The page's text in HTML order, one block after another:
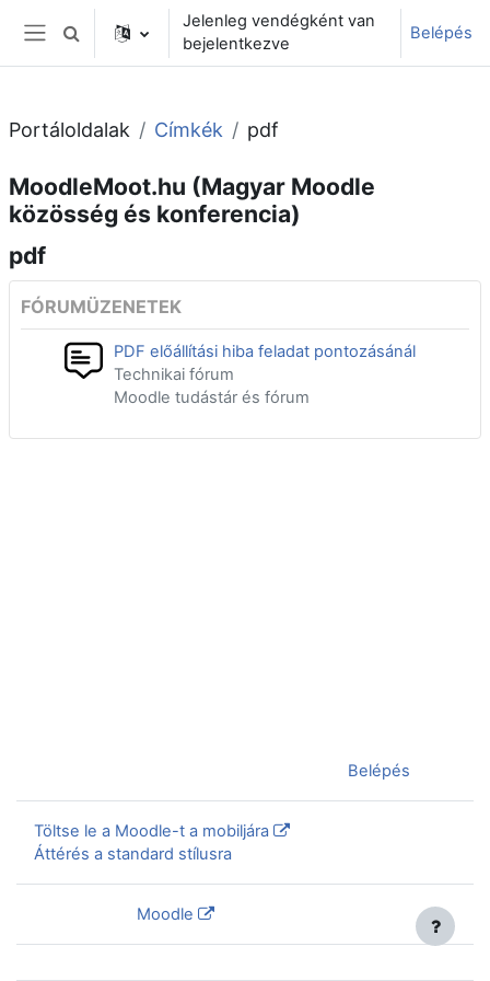
Tovább a fő tartalomhoz
Oldalpanel
Keresési bemeneti adatok váltása
Jelenleg vendégként van
bejelentkezve
Belépés
Portáloldalak Címkék pdf
MoodleMoot.hu (Magyar Moodle
közösség és konferencia)
pdf
FÓRUMÜZENETEK
PDF előállítási hiba feladat pontozásánál
Technikai fórum
Moodle tudástár és fórum
Belépés
Töltse le a Moodle-t a mobiljára
Áttérés a standard stílusra
Moodle